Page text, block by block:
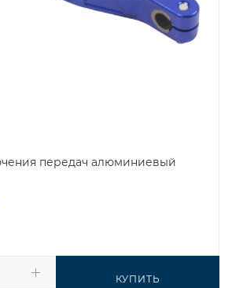
передач алюминиевый
КУПИТЬ